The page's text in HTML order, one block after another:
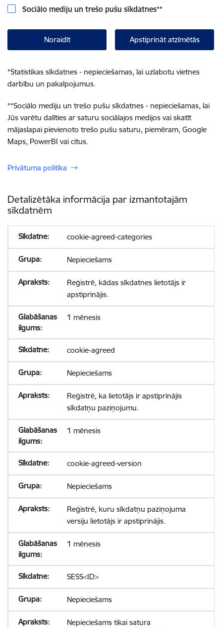
Sociālo mediju un trešo pušu sīkdatnes**
Noraidīt Apstiprināt atzīmētās
*Statistikas sīkdatnes - nepieciešamas, lai uzlabotu vietnes
darbību un pakalpojumus.
**Sociālo mediju un trešo pušu sīkdatnes - nepieciešamas, lai
Jūs varētu dalīties ar saturu sociālajos medijos vai skatīt
mājaslapai pievienoto trešo pušu saturu, piemēram, Google
Maps, PowerBI vai citus.
Privātuma politika
Detalizētāka informācija par izmantotajām
sīkdatnēm
cookie-agreed-categories
Nepieciešams
Reģistrē, kādas sīkdatnes lietotājs ir
apstiprinājis.
1 mēnesis
cookie-agreed
Nepieciešams
Reģistrē, ka lietotājs ir apstiprinājis
sīkdatņu paziņojumu.
1 mēnesis
cookie-agreed-version
Nepieciešams
Reģistrē, kuru sīkdatņu paziņojuma
versiju lietotājs ir apstiprinājis.
1 mēnesis
SESS<ID>
Nepieciešams
Nepieciešams tikai satura